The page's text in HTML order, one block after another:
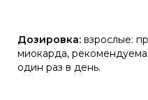
Дозировка: взрослые:
миокарда,
один раз в день.